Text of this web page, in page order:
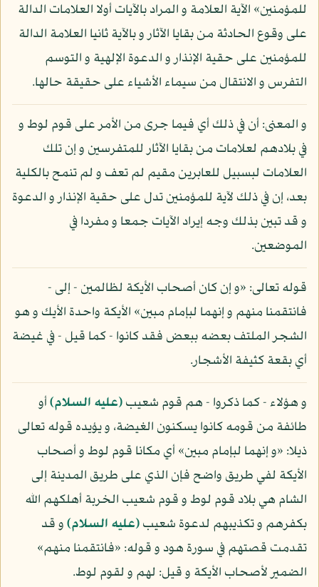
للمؤمنين» الآية العلامة و المراد بالآيات أولا العلامات الدالة
على وقوع الحادثة من بقايا الآثار و بالآية ثانيا العلامة الدالة
للمؤمنين على حقية الإنذار و الدعوة الإلهية و التوسم
التفرس و الانتقال من سيماء الأشياء على حقيقة حالها.
و المعنى: أن في ذلك أي فيما جرى من الأمر على قوم لوط و
في بلادهم لعلامات من بقايا الآثار للمتفرسين و إن تلك
العلامات لبسبيل للعابرين مقيم لم تعف و لم تنمح بالكلية
بعد، إن في ذلك لآية للمؤمنين تدل على حقية الإنذار و الدعوة
و قد تبين بذلك وجه إيراد الآيات جمعا و مفردا في
الموضعين.
قوله تعالى: «و إن كان أصحاب الأيكة لظالمين - إلى -
فانتقمنا منهم و إنهما لبإمام مبين» الأيكة واحدة الأيك و هو
الشجر الملتف بعضه ببعض فقد كانوا - كما قيل - في غيضة
أي بقعة كثيفة الأشجار.
و هؤلاء - كما ذكروا - هم قوم شعيب(عليه السلام)أو
طائفة من قومه كانوا يسكنون الغيضة، و يؤيده قوله تعالى
ذيلا: «و إنهما لبإمام مبين» أي مكانا قوم لوط و أصحاب
الأيكة لفي طريق واضح فإن الذي على طريق المدينة إلى
الشام هي بلاد قوم لوط و قوم شعيب الخربة أهلكهم الله
بكفرهم و تكذيبهم لدعوة شعيب(عليه السلام)و قد
تقدمت قصتهم في سورة هود و قوله: «فانتقمنا منهم»
الضمير لأصحاب الأيكة و قيل: لهم و لقوم لوط.